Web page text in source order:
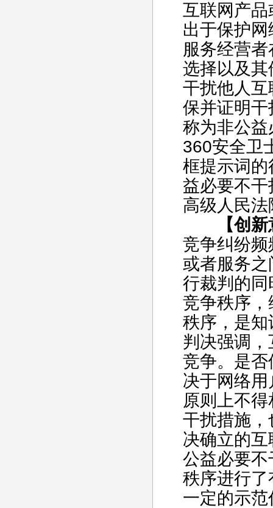
互联网产
出于保护
服务经营
选择以及
干扰他人
保并证明
称为非公
360安全卫
框提示词
益必要不
高级人民
【创
竞争纠纷
或者服务
行裁判的
竞争秩序
秩序，是
判决强调
竞争。是
决于网络
原则上不
干扰措施
决确立的
公益必要
秩序进行
一定的示范